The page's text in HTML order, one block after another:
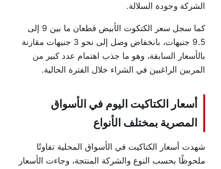
الشركة وجودة السلالة.
كما سجل سعر الكتكوت الأبيض قطعان ما بين 9 إلى
9.5 جنيهات، بانخفاض وصل إلى نحو 3 جنيهات مقارنة
بالأسعار السابقة، وهو ما جذب اهتمام عدد كبير من
المربين الراغبين في الشراء خلال الفترة الحالية.
أسعار الكتاكيت اليوم في الأسواق
المصرية بمختلف الأنواع
شهدت أسعار الكتاكيت في الأسواق المحلية تفاوتًا
ملحوظًا بحسب النوع والشركة المنتجة، وجاءت الأسعار